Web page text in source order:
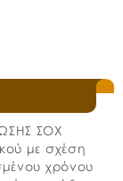
ΣΟΧ
με σχέση
χρόνου